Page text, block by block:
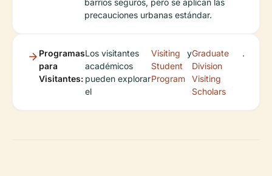
barrios seguros, pero se aplican las
precauciones urbanas estándar.
Programas
para
Visitantes:
Los visitantes
académicos
pueden explorar
el
Visiting
Student
Program
yGraduate
Division
Visiting
Scholars
.